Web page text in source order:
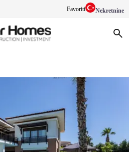
Favoriti Nekretnine